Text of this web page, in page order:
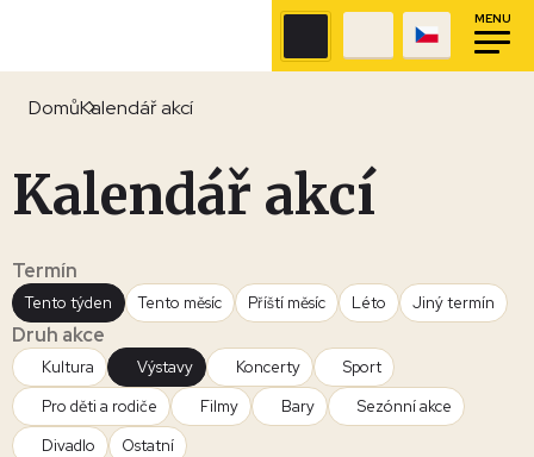
MENU
DomůKalendář akcí
Kalendář akcí
Termín
Tento týden Tento měsíc Příští měsíc Léto Jiný termín
Druh akce
Kultura Výstavy Koncerty
Sport
Pro děti a rodiče
Filmy Bary
Sezónní akce
Divadlo
Ostatní